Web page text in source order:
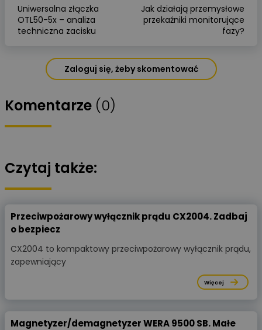
Uniwersalna złączka
OTL50-5x – analiza
techniczna zacisku
Jak działają przemysłowe
przekaźniki monitorujące
fazy?
Zaloguj się, żeby skomentować
Komentarze (0)
Czytaj także:
Przeciwpożarowy wyłącznik prądu CX2004. Zadbaj
o bezpiecz
CX2004 to kompaktowy przeciwpożarowy wyłącznik prądu,
zapewniający
Więcej
Magnetyzer/demagnetyzer WERA 9500 SB. Małe